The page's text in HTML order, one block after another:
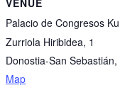
VENUE
Palacio de Congresos
Zurriola Hiribidea, 1
Donostia-San Sebastián,
Map